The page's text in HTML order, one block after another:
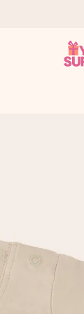
at du kan gi
en beskjed